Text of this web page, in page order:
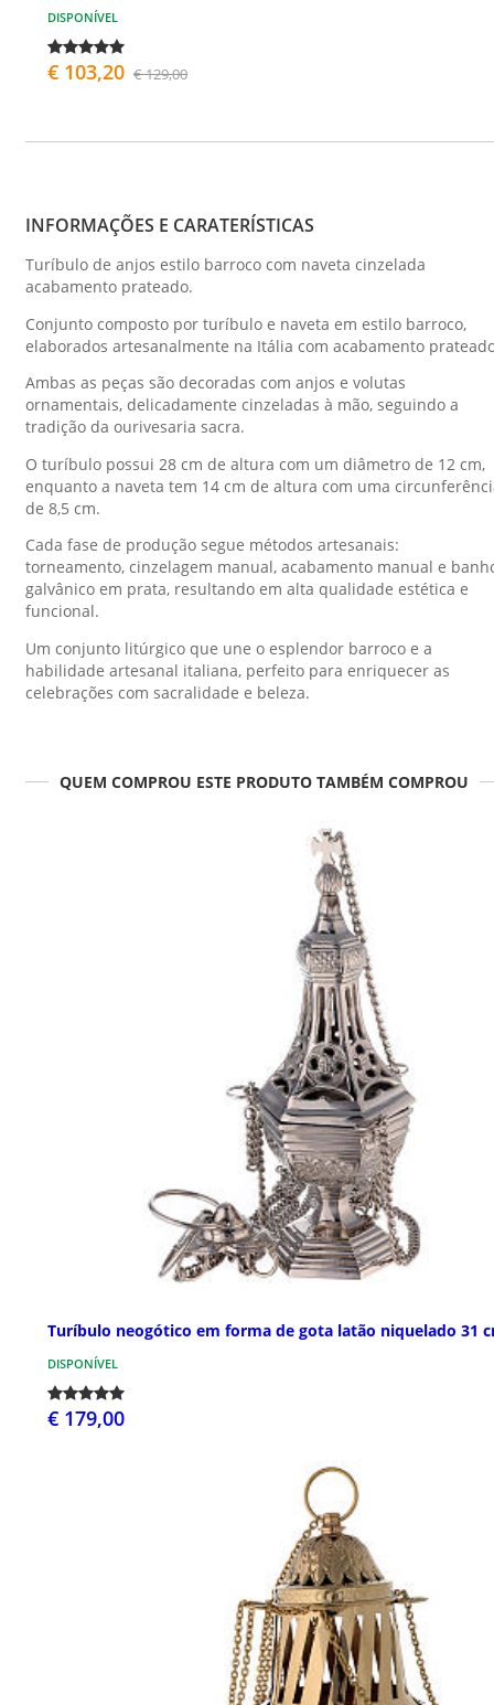
DISPONÍVEL
€ 103,20 € 129,00
INFORMAÇÕES E CARATERÍSTICAS
Turíbulo de anjos estilo barroco com naveta cinzelada
acabamento prateado.
Conjunto composto por turíbulo e naveta em estilo barroco,
elaborados artesanalmente na Itália com acabamento
Ambas as peças são decoradas com anjos e volutas
ornamentais, delicadamente cinzeladas à mão, seguindo a
tradição da ourivesaria sacra.
O turíbulo possui 28 cm de altura com um diâmetro de 12 cm,
enquanto a naveta tem 14 cm de altura com uma
de 8,5 cm.
Cada fase de produção segue métodos artesanais:
torneamento, cinzelagem manual, acabamento manual e
galvânico em prata, resultando em alta qualidade estética e
funcional.
Um conjunto litúrgico que une o esplendor barroco e a
habilidade artesanal italiana, perfeito para enriquecer as
celebrações com sacralidade e beleza.
QUEM COMPROU ESTE PRODUTO TAMBÉM COMPROU
Turíbulo neogótico em forma de gota latão niquelado 31
DISPONÍVEL
€ 179,00